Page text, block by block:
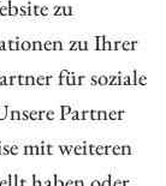
zu
zu Ihrer
für soziale
Partner
mit weiteren
Eine